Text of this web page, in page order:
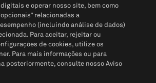
e operar nosso site, bem como
relacionadas a
(incluindo análise de dados)
Para aceitar, rejeitar ou
de cookies, utilize os
Para mais informações ou para
posteriormente, consulte nosso Aviso